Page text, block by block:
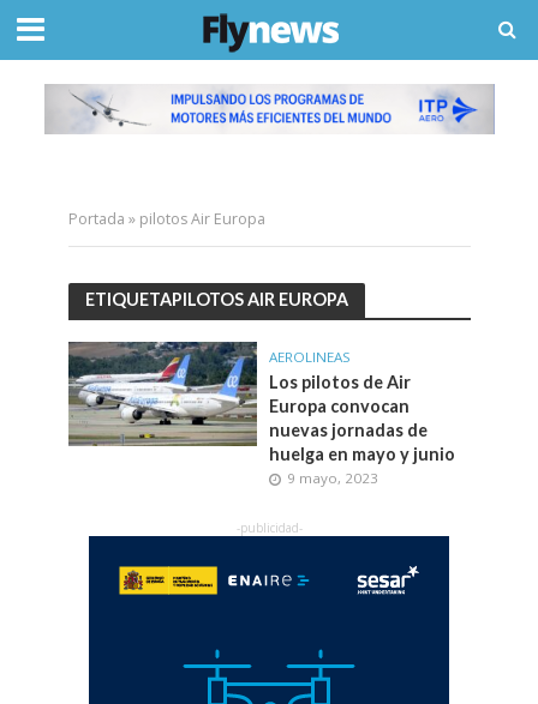
Portada » pilotos Air Europa
ETIQUETAPILOTOS AIR EUROPA
AEROLINEAS
Los pilotos de Air
Europa convocan
nuevas jornadas de
huelga en mayo y junio
9 mayo, 2023